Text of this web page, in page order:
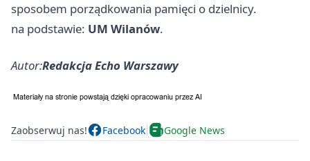
sposobem porządkowania pamięci o dzielnicy.
na podstawie: UM Wilanów.
Autor:Redakcja Echo Warszawy
Zaobserwuj nas! Facebook Google News